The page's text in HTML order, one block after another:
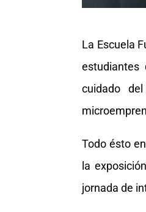
La Escuela
estudiantes
cuidado
Todo ésto
la
jornada de